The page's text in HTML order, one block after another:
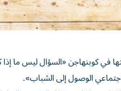
في كوبنهاجن «السؤال ليس ما
الوصول إلى الشباب».